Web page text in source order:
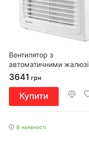
Вентилятор з
автоматичними жалюзі
Blauberg AUTO 100 S
3641 грн
Купити
В наявності